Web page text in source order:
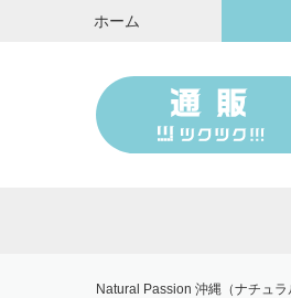
ホーム
Natural Passion 沖縄（ナチュ